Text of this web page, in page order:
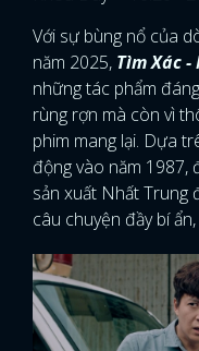
Với sự bùng nổ của
năm 2025, Tìm Xác
những tác phẩm
rùng rợn mà còn vì
phim mang lại. Dựa
động vào năm 1987,
sản xuất Nhất Trung
câu chuyện đầy bí